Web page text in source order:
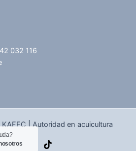
032 116
| Autoridad en acuicultura